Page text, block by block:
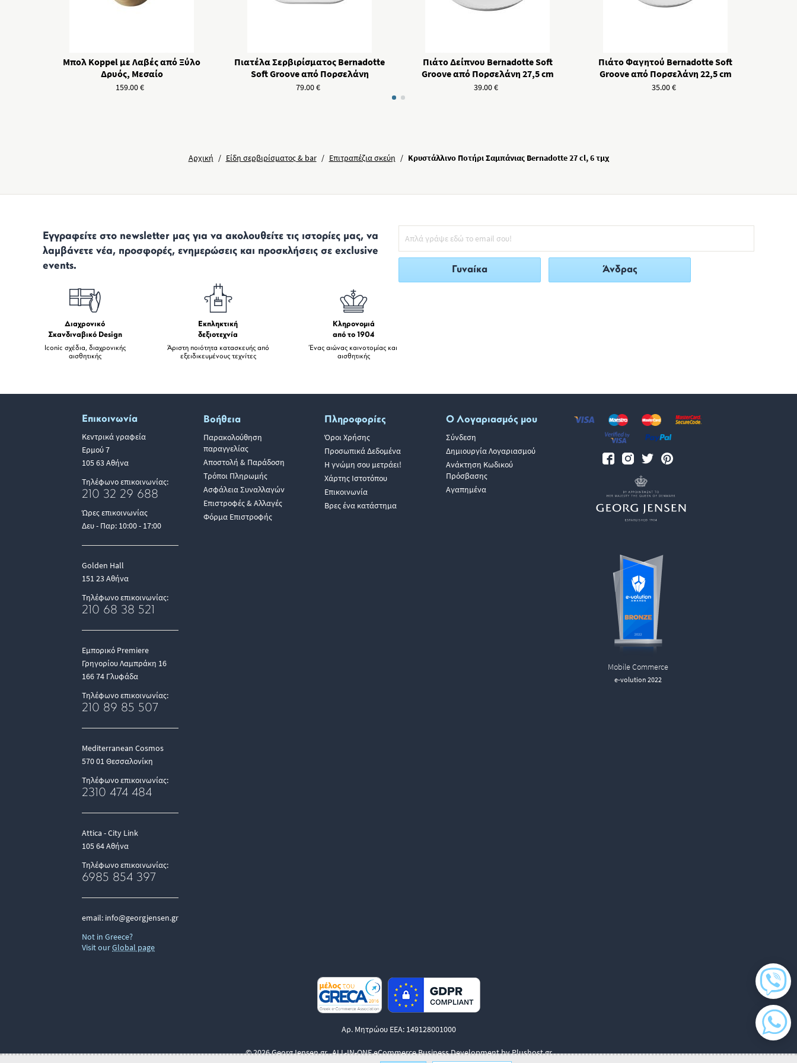
Μπολ Koppel με Λαβές από Ξύλο
Δρυός, Μεσαίο
159.00€
Πιατέλα Σερβιρίσματος Bernadotte
Soft Groove από Πορσελάνη
79.00€
Πιάτο Δείπνου Bernadotte Soft
Groove από Πορσελάνη 27,5 cm
39.00€
Πιάτο Φαγητού Bernadotte Soft
Groove από Πορσελάνη 22,5 cm
35.00€
Αρχική / Είδη σερβιρίσματος & bar / Επιτραπέζια σκεύη / Κρυστάλλινο Ποτήρι Σαμπάνιας Bernadotte 27 cl, 6 τμχ
Εγγραφείτε στο newsletter μας για να ακολουθείτε τις ιστορίες μας, να
λαμβάνετε νέα, προσφορές, ενημερώσεις και προσκλήσεις σε exclusive
events.
Διαχρονικό
Σκανδιναβικό Design
Iconic σχέδια, διαχρονικής
αισθητικής
Εκπληκτική
δεξιοτεχνία
Άριστη ποιότητα κατασκευής από
εξειδικευμένους τεχνίτες
Κληρονομιά
από το 1904
Ένας αιώνας καινοτομίας και
αισθητικής
Γυναίκα Άνδρας
Επικοινωνία
Κεντρικά γραφεία
Ερμού 7
105 63 Αθήνα
Τηλέφωνο επικοινωνίας:
210 32 29 688
Ώρες επικοινωνίας
Δευ - Παρ: 10:00 - 17:00
Golden Hall
151 23 Αθήνα
Τηλέφωνο επικοινωνίας:
210 68 38 521
Εμπορικό Premiere
Γρηγορίου Λαμπράκη 16
166 74 Γλυφάδα
Τηλέφωνο επικοινωνίας:
210 89 85 507
Mediterranean Cosmos
570 01 Θεσσαλονίκη
Τηλέφωνο επικοινωνίας:
2310 474 484
Attica - City Link
105 64 Αθήνα
Τηλέφωνο επικοινωνίας:
6985 854 397
email: info@georgjensen.gr
Not in Greece?
Visit ourGlobal page
Βοήθεια
Παρακολούθηση
παραγγελίας
Αποστολή & Παράδοση
Τρόποι Πληρωμής
Ασφάλεια Συναλλαγών
Επιστροφές & Αλλαγές
Φόρμα Επιστροφής
Πληροφορίες
Όροι Χρήσης
Προσωπικά Δεδομένα
Η γνώμη σου μετράει!
Χάρτης Ιστοτόπου
Επικοινωνία
Βρες ένα κατάστημα
Ο Λογαριασμός μου
Σύνδεση
Δημιουργία Λογαριασμού
Ανάκτηση Κωδικού
Πρόσβασης
Αγαπημένα
Mobile Commerce
e-volution 2022
Αρ. Μητρώου ΕΕΑ: 149128001000
© 2026 GeorgJensen.gr.ALL-IN-ONE eCommerce Business Development by Plushost.gr